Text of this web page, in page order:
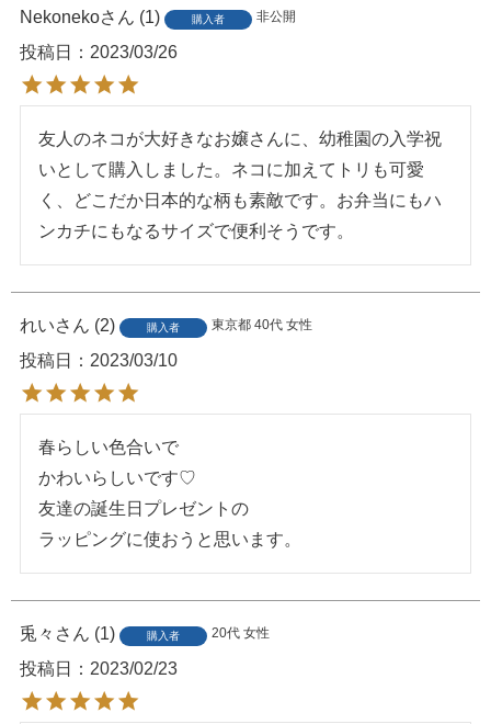
Nekoneko 1 購入者 非公開
投稿日 2023/03/26
友人のネコが大好きなお嬢さんに、幼稚園の入学祝
いとして購入しました。ネコに加えてトリも可愛
く、どこだか日本的な柄も素敵です。お弁当にもハ
ンカチにもなるサイズで便利そうです。
れい 2 購入者 東京都 40代 女性
投稿日 2023/03/10
春らしい色合いで
かわいらしいです♡
友達の誕生日プレゼントの
ラッピングに使おうと思います。
兎々 1 購入者 20代 女性
投稿日 2023/02/23